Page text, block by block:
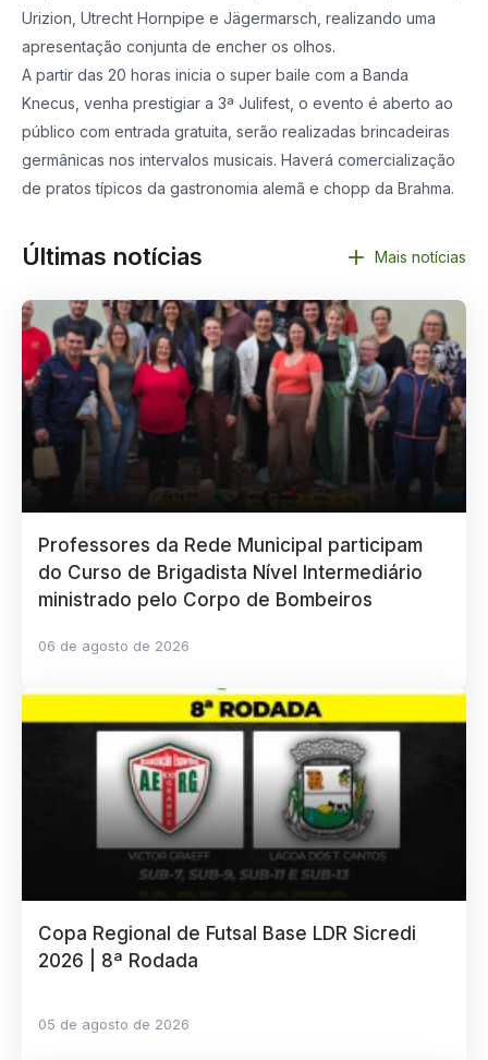
Urizion, Utrecht Hornpipe e Jägermarsch, realizando uma
apresentação conjunta de encher os olhos.
A partir das 20 horas inicia o super baile com a Banda
Knecus, venha prestigiar a 3ª Julifest, o evento é aberto ao
público com entrada gratuita, serão realizadas brincadeiras
germânicas nos intervalos musicais. Haverá comercialização
de pratos típicos da gastronomia alemã e chopp da Brahma.
Últimas notícias Mais notícias
Professores da Rede Municipal participam
do Curso de Brigadista Nível Intermediário
ministrado pelo Corpo de Bombeiros
06 de agosto de 2026
Copa Regional de Futsal Base LDR Sicredi
2026 | 8ª Rodada
05 de agosto de 2026